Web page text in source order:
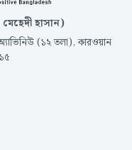
হাসান)
(১২ তলা), কারওয়ান